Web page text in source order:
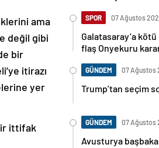
ama
değil gibi
bir
itirazı
yer
ittifak
SPOR 07 Ağustos
Galatasaray’a
flaş Onyekuru
GÜNDEM 07 Ağustos
Trump’tan seçim
GÜNDEM 07 Ağustos
Avusturya